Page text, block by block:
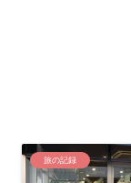
旅の記録